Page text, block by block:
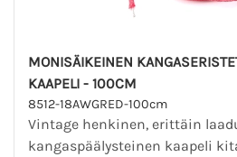
MONISÄIKEINEN
KAAPELI - 100CM
8512-18AWGRED-100cm
Vintage henkinen, erittäin
kangaspäälysteinen kaapeli